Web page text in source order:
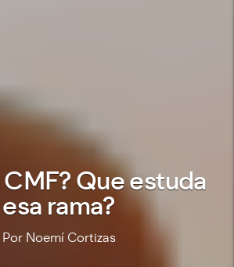
Que estuda
esa rama?
Por Noemí Cortizas